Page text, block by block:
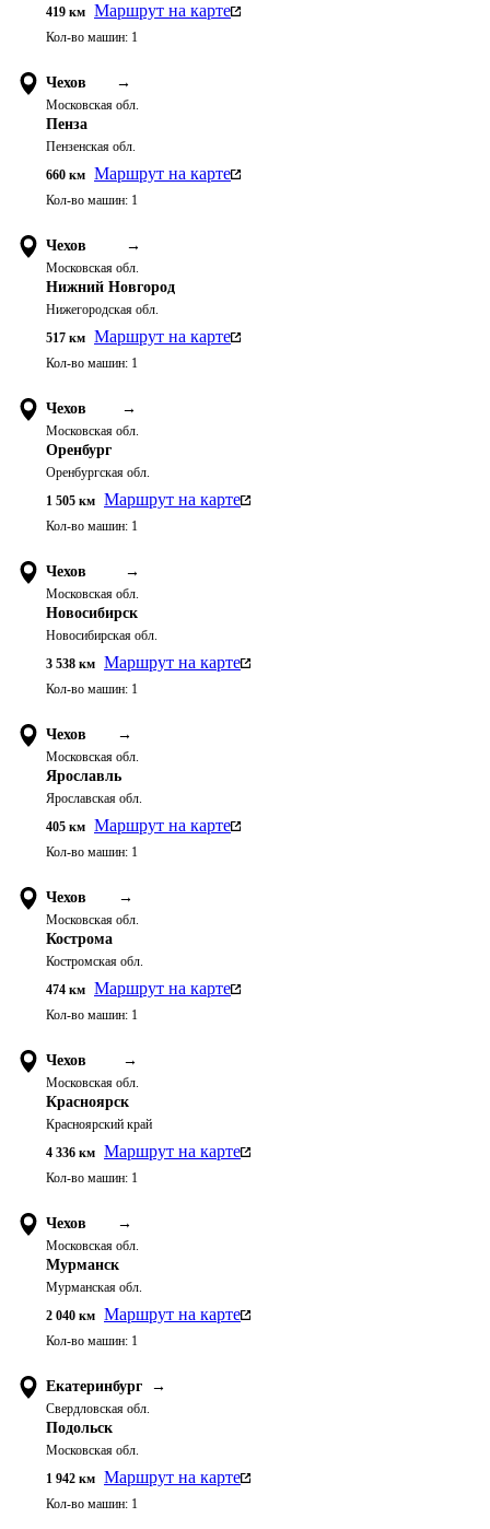
419 км Маршрут на карте
Кол-во машин: 1
Чехов →
Московская обл.
Пенза
Пензенская обл.
660 км Маршрут на карте
Кол-во машин: 1
Чехов →
Московская обл.
Нижний Новгород
Нижегородская обл.
517 км Маршрут на карте
Кол-во машин: 1
Чехов →
Московская обл.
Оренбург
Оренбургская обл.
1 505 км Маршрут на карте
Кол-во машин: 1
Чехов →
Московская обл.
Новосибирск
Новосибирская обл.
3 538 км Маршрут на карте
Кол-во машин: 1
Чехов →
Московская обл.
Ярославль
Ярославская обл.
405 км Маршрут на карте
Кол-во машин: 1
Чехов →
Московская обл.
Кострома
Костромская обл.
474 км Маршрут на карте
Кол-во машин: 1
Чехов →
Московская обл.
Красноярск
Красноярский край
4 336 км Маршрут на карте
Кол-во машин: 1
Чехов →
Московская обл.
Мурманск
Мурманская обл.
2 040 км Маршрут на карте
Кол-во машин: 1
Екатеринбург →
Свердловская обл.
Подольск
Московская обл.
1 942 км Маршрут на карте
Кол-во машин: 1